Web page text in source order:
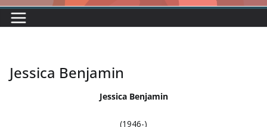
Jessica Benjamin
Jessica Benjamin
(1946-)